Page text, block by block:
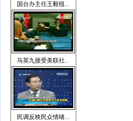
国台办主任王毅纽...
马英九接受美联社...
民调反映民众情绪...